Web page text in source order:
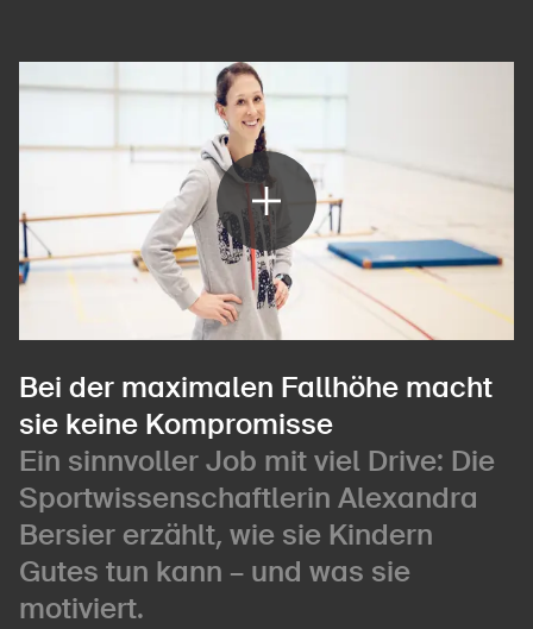
Bei der maximalen Fallhöhe macht
sie keine Kompromisse
Ein sinnvoller Job mit viel Drive: Die
Sportwissenschaftlerin Alexandra
Bersier erzählt, wie sie Kindern
Gutes tun kann – und was sie
motiviert.